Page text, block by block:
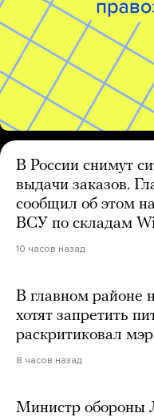
В России снимут
выдачи заказов.
сообщил об этом
ВСУ по складам
10 часов назад
В главном районе
хотят запретить
раскритиковал
8 часов назад
Министр обороны